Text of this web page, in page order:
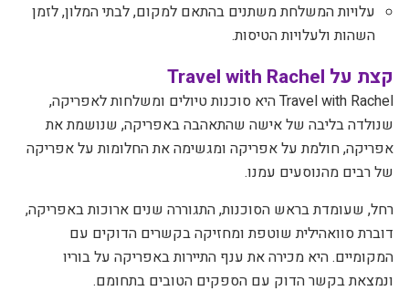
עלויות המשלחת משתנים בהתאם למקום, לבתי המלון, לזמן
השהות ולעלויות הטיסות.
קצת על Travel with Rachel
Travel with Rachel היא סוכנות טיולים ומשלחות לאפריקה,
שנולדה בליבה של אישה שהתאהבה באפריקה, שנושמת את
אפריקה, חולמת על אפריקה ומגשימה את החלומות על אפריקה
של רבים מהנוסעים עמנו.
רחל, שעומדת בראש הסוכנות, התגוררה שנים ארוכות באפריקה,
דוברת סוואהילית שוטפת ומחזיקה בקשרים הדוקים עם
המקומיים. היא מכירה את ענף התיירות באפריקה על בוריו
ונמצאת בקשר הדוק עם הספקים הטובים בתחומם.